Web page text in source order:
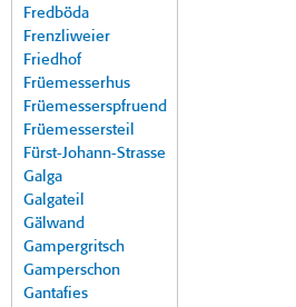
Fredböda
Frenzliweier
Friedhof
Früemesserhus
Früemesserspfruend
Früemessersteil
Fürst-Johann-Strasse
Galga
Galgateil
Gälwand
Gampergritsch
Gamperschon
Gantafies